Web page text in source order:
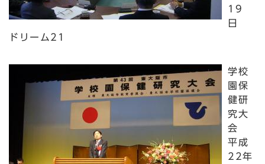
19
日
ドリーム21
学校
園保
健研
究大
会
平成
22年